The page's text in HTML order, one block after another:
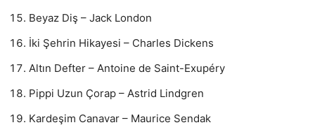
Beyaz Diş – Jack London
İki Şehrin Hikayesi – Charles Dickens
Altın Defter – Antoine de Saint-Exupéry
Pippi Uzun Çorap – Astrid Lindgren
Kardeşim Canavar – Maurice Sendak